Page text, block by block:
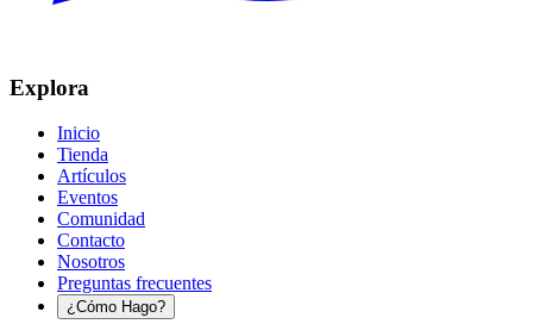
Explora
Inicio
Tienda
Artículos
Eventos
Comunidad
Contacto
Nosotros
Preguntas frecuentes
¿Cómo Hago?